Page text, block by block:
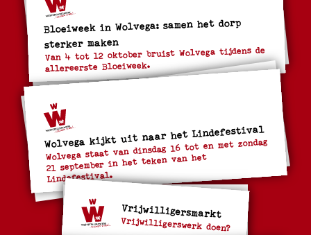
Bloeiweek in Wolvega: samen het dorp
sterker maken
Van 4 tot 12 oktober bruist Wolvega tijdens de
allereerste Bloeiweek.
Wolvega kijkt uit naar het Lindefestival
Wolvega staat van dinsdag 16 tot en met zondag
21 september in het teken van het
Lindefestival.
Vrijwilligersmarkt
Vrijwilligerswerk doen?